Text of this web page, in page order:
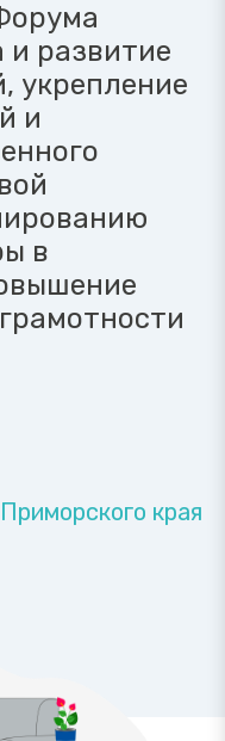
и развитие
укрепление
и
в
края